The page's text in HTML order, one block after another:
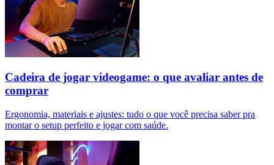
Cadeira de jogar videogame: o que avaliar antes de
comprar
Ergonomia, materiais e ajustes: tudo o que você precisa saber pra
montar o setup perfeito e jogar com saúde.